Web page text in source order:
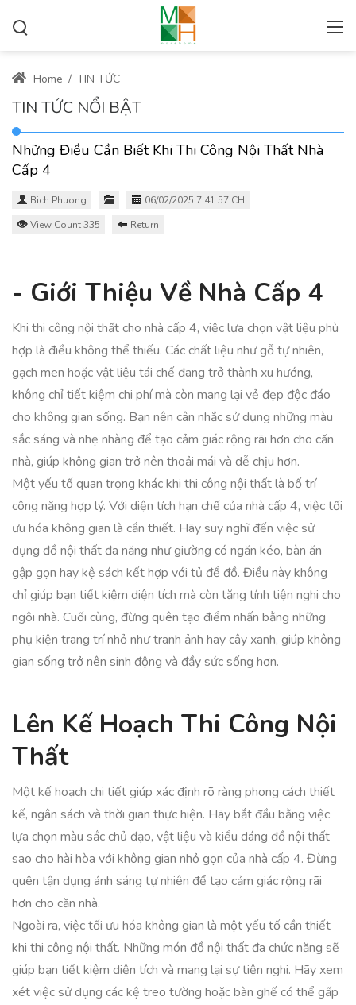
Home / TIN TỨC
TIN TỨC NỔI BẬT
Những Điều Cần Biết Khi Thi Công Nội Thất Nhà
Cấp 4
Bich Phuong
06/02/2025 7:41:57 CH
View Count 335
Return
- Giới Thiệu Về Nhà Cấp 4
Khi thi công nội thất cho nhà cấp 4, việc lựa chọn vật liệu phù
hợp là điều không thể thiếu. Các chất liệu như gỗ tự nhiên,
gạch men hoặc vật liệu tái chế đang trở thành xu hướng,
không chỉ tiết kiệm chi phí mà còn mang lại vẻ đẹp độc đáo
cho không gian sống. Bạn nên cân nhắc sử dụng những màu
sắc sáng và nhẹ nhàng để tạo cảm giác rộng rãi hơn cho căn
nhà, giúp không gian trở nên thoải mái và dễ chịu hơn.
Một yếu tố quan trọng khác khi thi công nội thất là bố trí
công năng hợp lý. Với diện tích hạn chế của nhà cấp 4, việc tối
ưu hóa không gian là cần thiết. Hãy suy nghĩ đến việc sử
dụng đồ nội thất đa năng như giường có ngăn kéo, bàn ăn
gập gọn hay kệ sách kết hợp với tủ để đồ. Điều này không
chỉ giúp bạn tiết kiệm diện tích mà còn tăng tính tiện nghi cho
ngôi nhà. Cuối cùng, đừng quên tạo điểm nhấn bằng những
phụ kiện trang trí nhỏ như tranh ảnh hay cây xanh, giúp không
gian sống trở nên sinh động và đầy sức sống hơn.
Lên Kế Hoạch Thi Công Nội
Thất
Một kế hoạch chi tiết giúp xác định rõ ràng phong cách thiết
kế, ngân sách và thời gian thực hiện. Hãy bắt đầu bằng việc
lựa chọn màu sắc chủ đạo, vật liệu và kiểu dáng đồ nội thất
sao cho hài hòa với không gian nhỏ gọn của nhà cấp 4. Đừng
quên tận dụng ánh sáng tự nhiên để tạo cảm giác rộng rãi
hơn cho căn nhà.
Ngoài ra, việc tối ưu hóa không gian là một yếu tố cần thiết
khi thi công nội thất. Những món đồ nội thất đa chức năng sẽ
giúp bạn tiết kiệm diện tích và mang lại sự tiện nghi. Hãy xem
xét việc sử dụng các kệ treo tường hoặc bàn ghế có thể gấp